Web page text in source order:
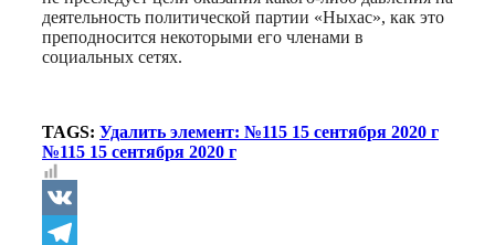
деятельность политической партии «Ныхас», как это
преподносится некоторыми его членами в
социальных сетях.
TAGS: Удалить элемент: №115 15 сентября 2020 г
№115 15 сентября 2020 г
VK